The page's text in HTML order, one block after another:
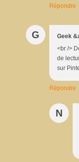
Répondre
G
Geek
<br />
de
sur
Répondre
N